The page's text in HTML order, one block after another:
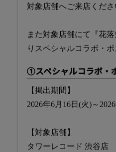
対象店舗へご来店くださ
また対象店舗にて『花
りスペシャルコラボ・
①スペシャルコラボ・
【掲出期間】
2026年6月16日(火)～
【対象店舗】
タワーレコード 渋谷店